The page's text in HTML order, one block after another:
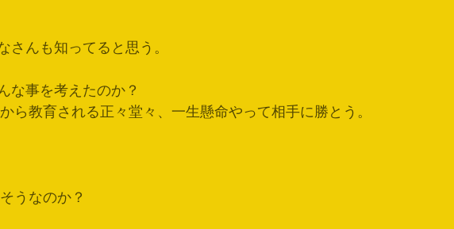
さんも知ってると思う。
な事を考えたのか？
ら教育される正々堂々、一生懸命やって相手に勝とう。
うなのか？